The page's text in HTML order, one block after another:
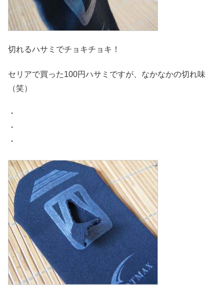
切れるハサミでチョキチョキ！
セリアで買った100円ハサミですが、なかなかの切れ味
（笑）
・
・
・